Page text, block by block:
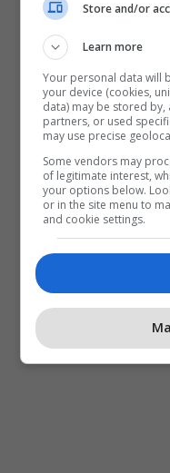
Store and/or
Learn more
Your personal data will
your device (cookies,
data) may be stored by,
partners, or used
may use precise
Some vendors may
of legitimate interest,
your options below.
or in the site menu to
and cookie settings.